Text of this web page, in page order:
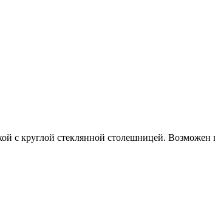
с круглой стеклянной столешницей.